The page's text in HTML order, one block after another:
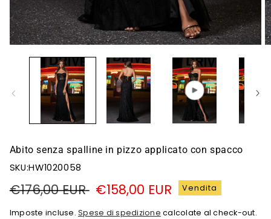
Abito senza spalline in pizzo applicato con spacco
SKU:HW1020058
Prezzo
di
€176,00 EUR Prezzo
di
€158,00 EUR Vendita
Imposte incluse.Spese di spedizione calcolate al check-out.